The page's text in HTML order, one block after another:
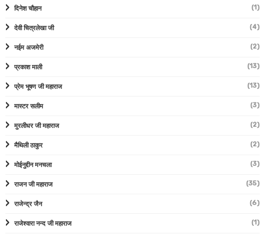
दिनेश चौहान (1)
देवी चित्रलेखा जी (4)
नईम अजमेरी (2)
प्रकाश माली (13)
प्रेम भूषण जी महाराज (13)
मास्टर सलीम (3)
मुरलीधर जी महाराज (2)
मैथिली ठाकुर (2)
मोईनुद्दीन मनचला (3)
राजन जी महाराज (35)
राजेन्द्र जैन (6)
राजेश्वारा नन्द जी महाराज (1)